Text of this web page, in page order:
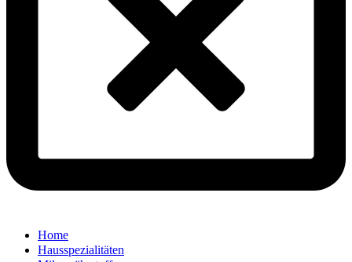
Home
Hausspezialitäten